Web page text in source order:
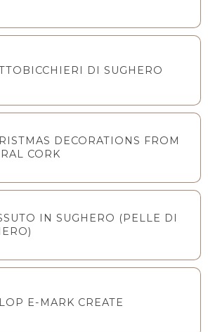
DI SUGHERO
DECORATIONS FROM
CORK
IN SUGHERO (PELLE DI
E-MARK CREATE